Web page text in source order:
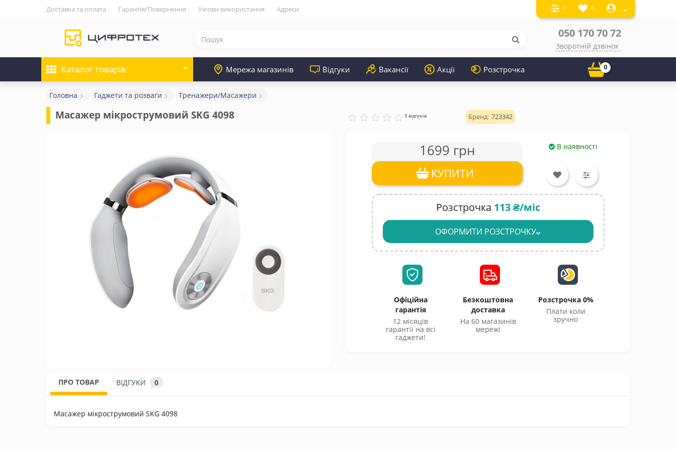
Доставка та оплата Гарантія/Повернення Умови використання Адреси 0 0
050 170 70 72
Зворотній дзвінок
Каталогтоварів Мережа магазинів Відгуки Вакансії Акції Розстрочка 0
Головна Гаджети та розваги Тренажери/Масажери
Масажер мікрострумовий SKG 4098 0 відгуків 723342
1699 грн В наявності
КУПИТИ
Розстрочка 113 ₴/міс
ОФОРМИТИ РОЗСТРОЧКУ
Офіційна
гарантія
12 місяців
гарантії на всі
гаджети!
Безкоштовна
доставка
На 60 магазинів
мережі
Розстрочка 0%
Плати коли
зручно
ПРО ТОВАР ВІДГУКИ 0
Масажер мікрострумовий SKG 4098